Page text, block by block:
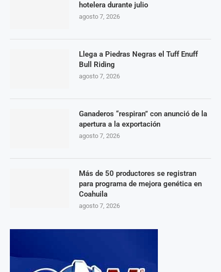
hotelera durante julio
agosto 7, 2026
Llega a Piedras Negras el Tuff Enuff
Bull Riding
agosto 7, 2026
Ganaderos “respiran” con anunció de la
apertura a la exportación
agosto 7, 2026
Más de 50 productores se registran
para programa de mejora genética en
Coahuila
agosto 7, 2026